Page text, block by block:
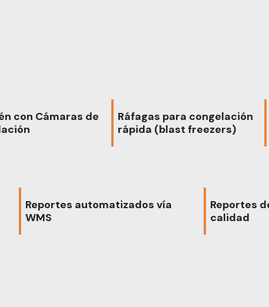
con Cámaras de
Ráfagas para congelación
rápida (blast freezers)
Reportes automatizados vía
WMS
Reportes
calidad